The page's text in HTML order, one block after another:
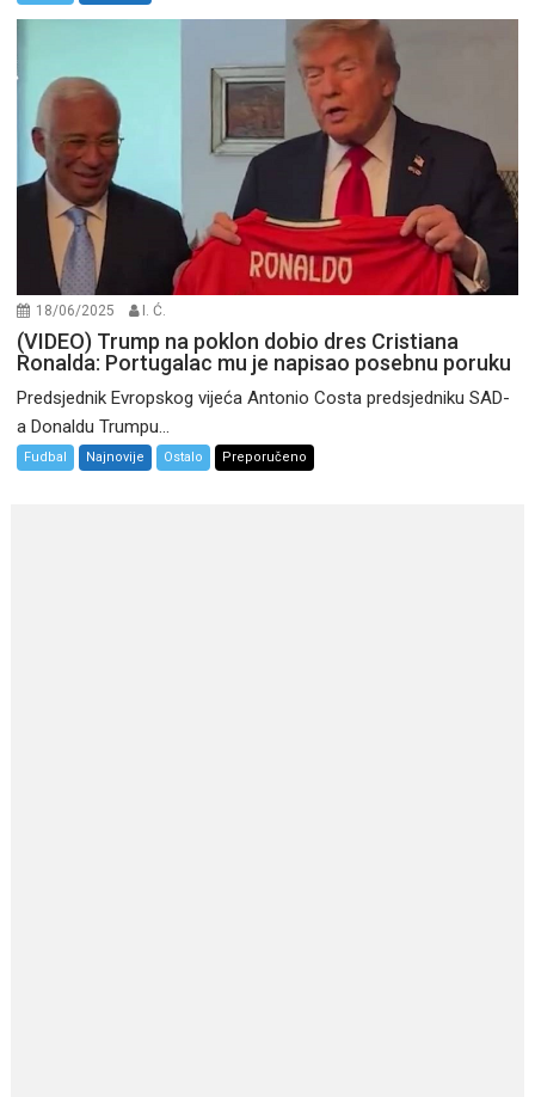
18/06/2025 I. Ć.
(VIDEO) Trump na poklon dobio dres Cristiana
Ronalda: Portugalac mu je napisao posebnu poruku
Predsjednik Evropskog vijeća Antonio Costa predsjedniku SAD-
a Donaldu Trumpu...
Fudbal Najnovije Ostalo Preporučeno